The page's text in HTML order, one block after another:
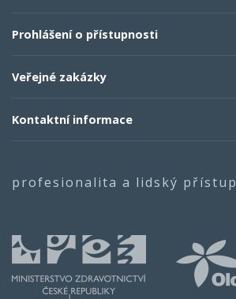
Prohlášení o přístupnosti
Veřejné zakázky
Kontaktní informace
profesionalita a lidský přístup